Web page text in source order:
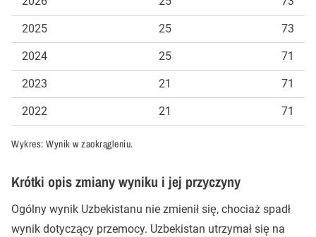
2025 25 73
2024 25 71
2023 21 71
2022 21 71
Wykres: Wynik w zaokrągleniu.
Krótki opis zmiany wyniku i jej przyczyny
Ogólny wynik Uzbekistanu nie zmienił się, chociaż spadł
wynik dotyczący przemocy. Uzbekistan utrzymał się na